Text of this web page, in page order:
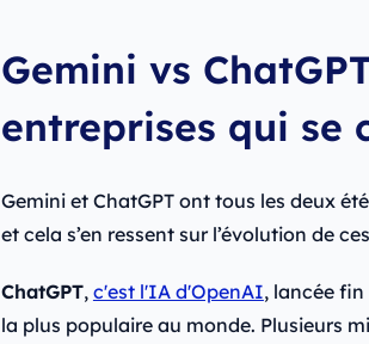
Gemini vs
entreprises qui se
Gemini et ChatGPT ont tous les deux
et cela s’en ressent sur l’évolution de
ChatGPT, c'est l'IA d'OpenAI, lancée
la plus populaire au monde. Plusieurs